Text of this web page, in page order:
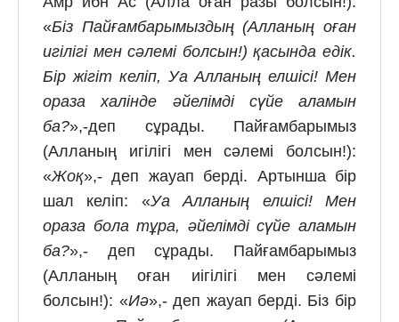
«Біз Пайғамбарымыздың (Алланың оған
игілігі мен сәлемі болсын!) қасында едік.
Бір жігіт келіп, Уа Алланың елшісі! Мен
ораза халінде әйелімді сүйе аламын
ба?»,-деп сұрады. Пайғамбарымыз
(Алланың игілігі мен сәлемі болсын!):
«Жоқ»,- деп жауап берді. Артынша бір
шал келіп: «Уа Алланың елшісі! Мен
ораза бола тұра, әйелімді сүйе аламын
ба?»,- деп сұрады. Пайғамбарымыз
(Алланың оған иігілігі мен сәлемі
болсын!): «Иә»,- деп жауап берді. Біз бір